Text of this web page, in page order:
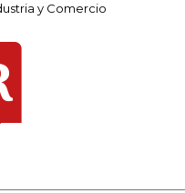
y Comercio